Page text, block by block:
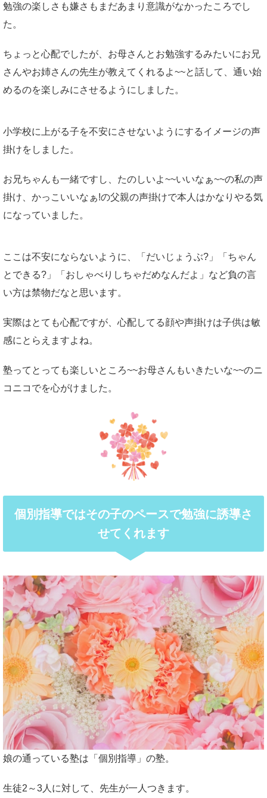
勉強の楽しさも嫌さもまだあまり意識がなかったころでし
た。
ちょっと心配でしたが、お母さんとお勉強するみたいにお兄
さんやお姉さんの先生が教えてくれるよ~~と話して、通い始
めるのを楽しみにさせるようにしました。
小学校に上がる子を不安にさせないようにするイメージの声
掛けをしました。
お兄ちゃんも一緒ですし、たのしいよ~~いいなぁ~~の私の声
掛け、かっこいいなぁ!の父親の声掛けで本人はかなりやる気
になっていました。
ここは不安にならないように、「だいじょうぶ?」「ちゃん
とできる?」「おしゃべりしちゃだめなんだよ」など負の言
い方は禁物だなと思います。
実際はとても心配ですが、心配してる顔や声掛けは子供は敏
感にとらえますよね。
塾ってとっても楽しいところ~~お母さんもいきたいな~~のニ
コニコでを心がけました。
個別指導ではその子のペースで勉強に誘導さ
せてくれます
娘の通っている塾は「個別指導」の塾。
生徒2～3人に対して、先生が一人つきます。